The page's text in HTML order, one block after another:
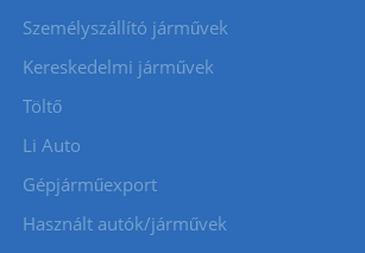
Személyszállító járművek
Kereskedelmi járművek
Töltő
Li Auto
Gépjárműexport
Használt autók/járművek